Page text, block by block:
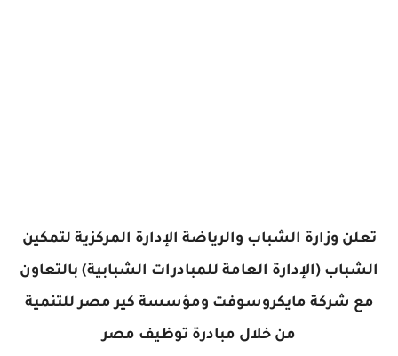
تعلن وزارة الشباب والرياضة الإدارة المركزية لتمكين
الشباب (الإدارة العامة للمبادرات الشبابية) بالتعاون
مع شركة مايكروسوفت ومؤسسة كير مصر للتنمية
من خلال مبادرة توظيف مصر